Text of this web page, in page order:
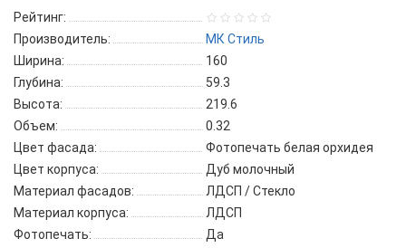
Рейтинг:
Производитель:
МК Стиль
Ширина:
160
Глубина:
59.3
Высота:
219.6
Объем:
0.32
Цвет фасада:
Фотопечать белая орхидея
Цвет корпуса:
Дуб молочный
Материал фасадов:
ЛДСП / Стекло
Материал корпуса:
ЛДСП
Фотопечать:
Да